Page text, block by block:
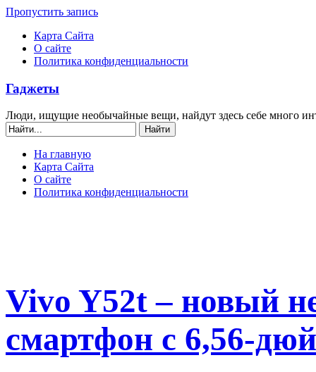
Пропустить запись
Карта Сайта
О сайте
Политика конфиденциальности
Гаджеты
Люди, ищущие необычайные вещи, найдут здесь себе много
На главную
Карта Сайта
О сайте
Политика конфиденциальности
Vivo Y52t – новый
смартфон с 6,56-